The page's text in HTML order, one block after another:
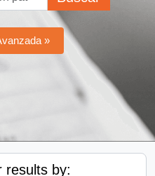
»
results by: